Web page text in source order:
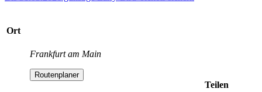
Ort
Frankfurt am Main
Routenplaner
Teilen